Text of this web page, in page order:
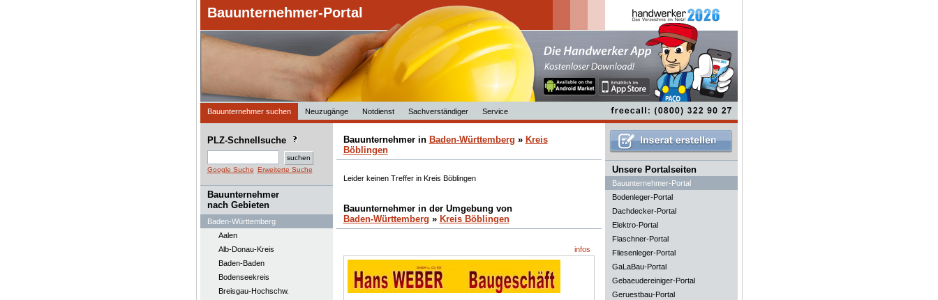
Bauunternehmer-Portal
Bauunternehmer suchen Neuzugänge Notdienst Sachverständiger Service
PLZ-Schnellsuche
Google Suche Erweiterte Suche
Bauunternehmer
nach Gebieten
Baden-Württemberg
Aalen
Alb-Donau-Kreis
Baden-Baden
Bodenseekreis
Breisgau-Hochschw.
Bauunternehmer in Baden-Württemberg » Kreis
Böblingen
Leider keinen Treffer in Kreis Böblingen
Bauunternehmer in der Umgebung von
Baden-Württemberg » Kreis Böblingen
infos
Unsere Portalseiten
Bauunternehmer-Portal
Bodenleger-Portal
Dachdecker-Portal
Elektro-Portal
Flaschner-Portal
Fliesenleger-Portal
GaLaBau-Portal
Gebaeudereiniger-Portal
Geruestbau-Portal